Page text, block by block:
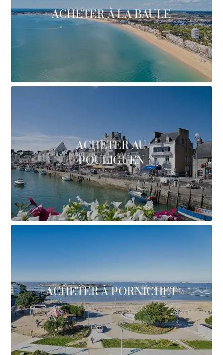
ACHETER À LA BAULE
ACHETER AU
POULIGUEN
ACHETER À PORNICHET